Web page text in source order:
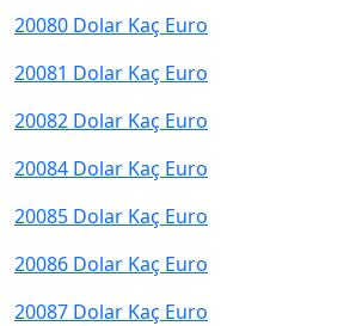
20080 Dolar Kaç Euro
20081 Dolar Kaç Euro
20082 Dolar Kaç Euro
20084 Dolar Kaç Euro
20085 Dolar Kaç Euro
20086 Dolar Kaç Euro
20087 Dolar Kaç Euro